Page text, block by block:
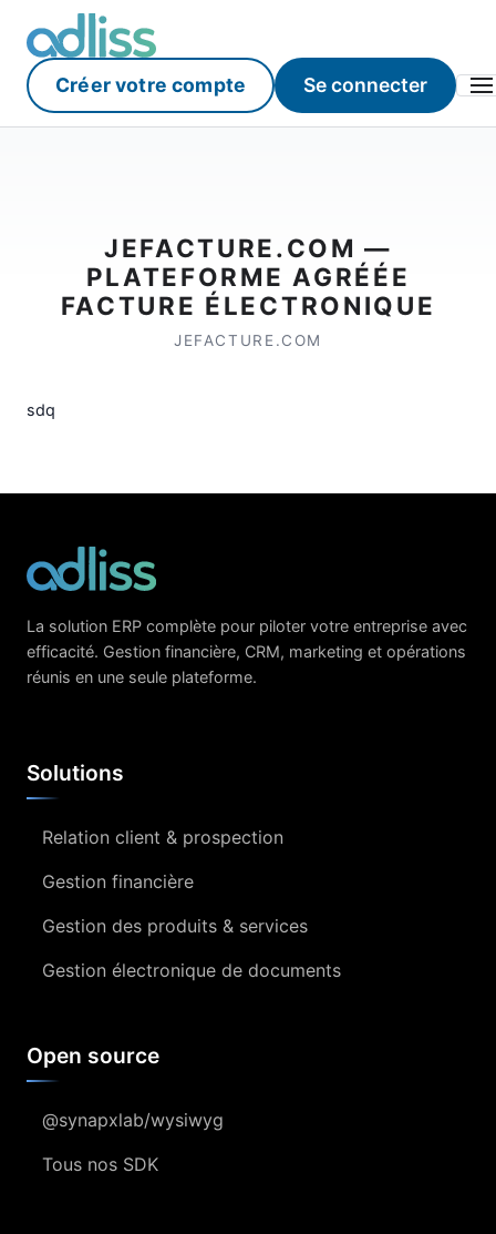
Créer votre compte Se connecter
JEFACTURE.COM —
PLATEFORME AGRÉÉE
FACTURE ÉLECTRONIQUE
JEFACTURE.COM
sdq
La solution ERP complète pour piloter votre entreprise avec
efficacité. Gestion financière, CRM, marketing et opérations
réunis en une seule plateforme.
Solutions
Relation client & prospection
Gestion financière
Gestion des produits & services
Gestion électronique de documents
Open source
@synapxlab/wysiwyg
Tous nos SDK